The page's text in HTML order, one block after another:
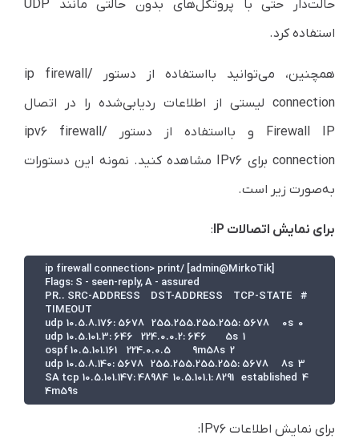
حالت‌دار حتی با پروتکل‌های بدون حالتی مانند UDP
استفاده کرد.
همچنین، می‌توانید با‌استفاده از دستور /ip firewall
connection لیستی از اطلاعات ردیابی‌شده را در اتصال
Firewall IP و با‌استفاده از دستور /ipv6 firewall
connection برای IPv6 مشاهده کنید. نمونه این دستورات
به‌صورت زیر است.
برای نمایش اتصالات IP :
#    PR.. SRC-ADDRESS           DST-ADDRESS           TCP-STATE
4 SA tcp  10.5.101.147: 48984    10.5.101.1: 8291       established
4m59s
برای نمایش اطلاعات IPv6: